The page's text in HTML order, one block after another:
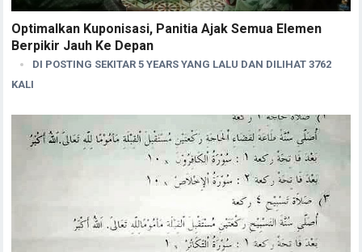
Optimalkan Kuponisasi, Panitia Ajak Semua Elemen
Berpikir Jauh Ke Depan
DI POSTING SEKITAR 5 YEARS YANG LALU DAN DILIHAT 3762
KALI